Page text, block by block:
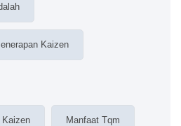
Kaizen
Kaizen Manfaat Tqm